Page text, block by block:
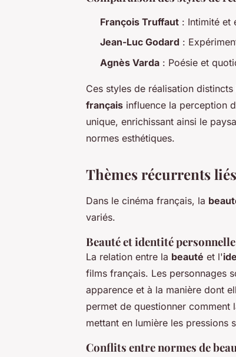
François Truffaut : Intimité et
Jean-Luc Godard :
Agnès Varda : Poésie et
Ces styles de réalisation
français influence la perception
unique, enrichissant ainsi le
normes esthétiques.
Thèmes récurrents
Dans le cinéma français, la
variés.
Beauté et identité personnelle
La relation entre la beauté et l'
films français. Les personnages
apparence et à la manière dont
permet de questionner comment
mettant en lumière les pressions
Conflits entre normes de